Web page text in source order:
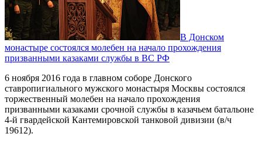
В Донском
монастыре состоялся молебен на начало прохождения
призванными казаками службы в ВС РФ
6 ноября 2016 года в главном соборе Донского
ставропигиального мужского монастыря Москвы состоялся
торжественный молебен на начало прохождения
призванными казаками срочной службы в казачьем батальоне
4-й гвардейской Кантемировской танковой дивизии (в/ч
19612).